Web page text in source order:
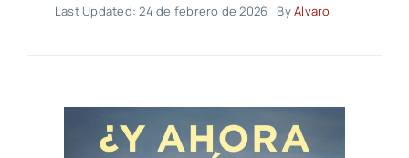
Last Updated: 24 de febrero de 2026 ByAlvaro